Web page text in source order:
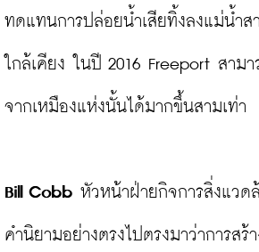
ทดแทนการปล่อยน้ำเสียทิ้งลงแม่น้ำส
ใกล้เคียง ในปี 2016 Freeport สาม
จากเหมืองแห่งนั้นได้มากขึ้นสามเท่า
Bill Cobb หัวหน้าฝ่ายกิจการสิ่งแวด
คำนิยามอย่างตรงไปตรงมาว่าการสร้